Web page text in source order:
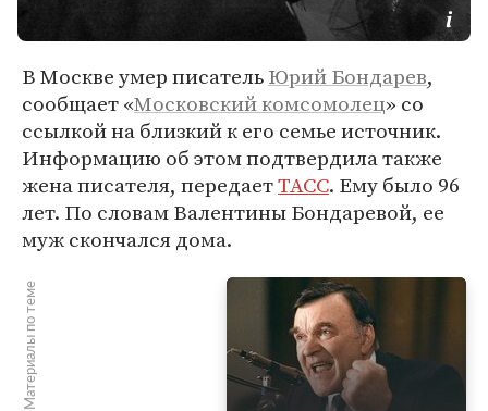
В Москве умер писательЮрий Бондарев,
сообщает «Московский комсомолец» со
ссылкой на близкий к его семье источник.
Информацию об этом подтвердила также
жена писателя, передаетТАСС. Ему было 96
лет. По словам Валентины Бондаревой, ее
муж скончался дома.
Материалы по теме